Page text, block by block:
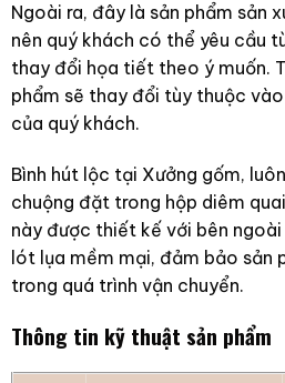
Ngoài ra, đây là sản phẩm sản
nên quý khách có thể yêu cầu
thay đổi họa tiết theo ý muốn.
phẩm sẽ thay đổi tùy thuộc
của quý khách.
Bình hút lộc tại Xưởng gốm,
chuộng đặt trong hộp diêm
này được thiết kế với bên
lót lụa mềm mại, đảm bảo sản
trong quá trình vận chuyển.
Thông tin kỹ thuật sản phẩm